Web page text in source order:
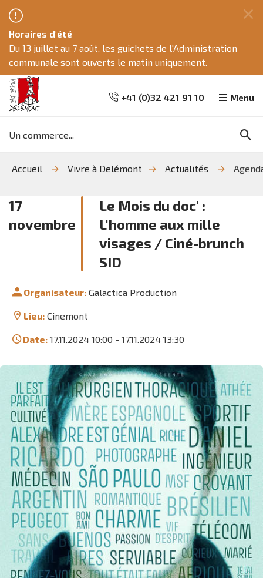
recherche
navigation
Horaires d'été
Du 13 juillet au 7 août, les guichets de l'Administration
communale sont ouverts le matin uniquement.
+41 (0)32 421 91 10
clés
Menu
Accueil Vivre à Delémont Actualités
Le Mois du doc' :
L'homme aux mille
visages / Ciné-brunch
SID
17
novembre
Organisateur: Galactica Production
Lieu: Cinemont
Date: 17.11.2024 10:00 -17.11.2024 13:30